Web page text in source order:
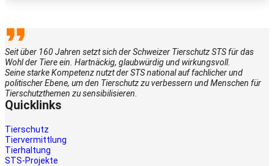
Seit über 160 Jahren setzt sich der Schweizer Tierschutz STS für das
Wohl der Tiere ein. Hartnäckig, glaubwürdig und wirkungsvoll.
Seine starke Kompetenz nutzt der STS national auf fachlicher und
politischer Ebene, um den Tierschutz zu verbessern und Menschen für
Tierschutzthemen zu sensibilisieren.
Quicklinks
Tierschutz
Tiervermittlung
Tierhaltung
STS-Projekte